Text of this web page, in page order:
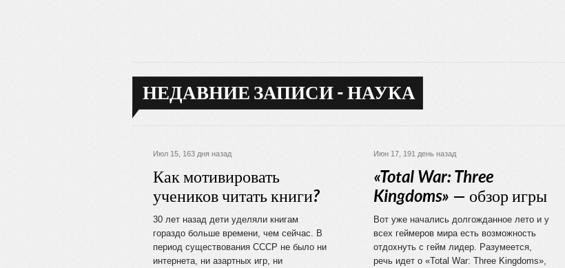
НЕДАВНИЕ ЗАПИСИ - НАУКА
Июл 15, 163 дня назад
Как мотивировать
учеников читать книги?
30 лет назад дети уделяли книгам
гораздо больше времени, чем сейчас. В
период существования СССР не было ни
интернета, ни азартных игр, ни
Июн 17, 191 день назад
«Total War: Three
Kingdoms» — обзор игры
Вот уже начались долгожданное лето и у
всех геймеров мира есть возможность
отдохнуть с гейм лидер. Разумеется,
речь идет о «Total War: Three Kingdoms»,